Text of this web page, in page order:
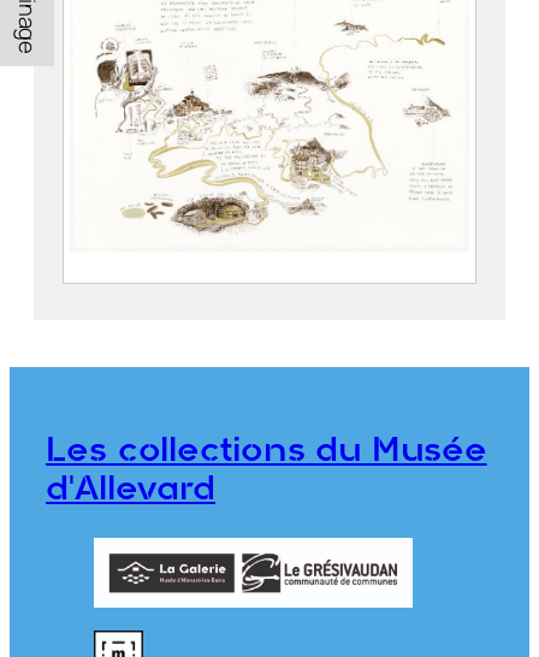
Zone Blanche – Le diagnostic
Les collections du Musée
d'Allevard